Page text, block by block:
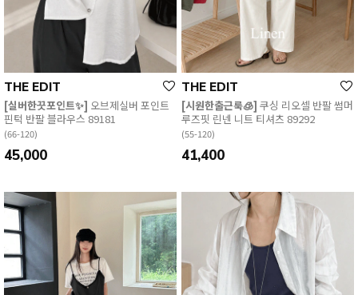
THE EDIT
[실버한끗포인트✨] 오브제실버 포인트
핀턱 반팔 블라우스 89181
(66-120)
45,000
THE EDIT
[시원한출근룩🧊] 쿠싱 리오셀 반팔 썸머
루즈핏 린넨 니트 티셔츠 89292
(55-120)
41,400